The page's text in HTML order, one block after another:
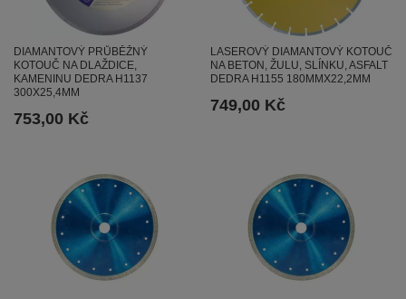
DIAMANTOVÝ PRŮBĚŽNÝ
KOTOUČ NA DLAŽDICE,
KAMENINU DEDRA H1137
300X25,4MM
753,00 Kč
LASEROVÝ DIAMANTOVÝ KOTOUČ
NA BETON, ŽULU, SLÍNKU, ASFALT
DEDRA H1155 180MMX22,2MM
749,00 Kč